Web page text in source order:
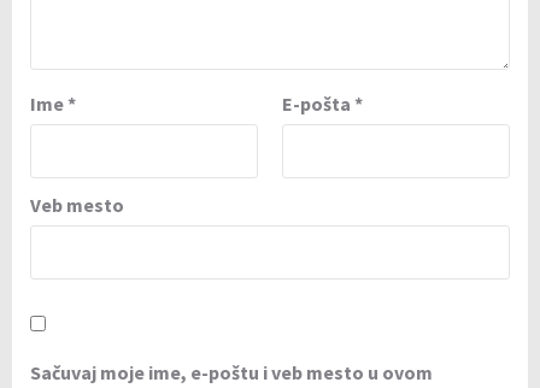
Ime* E-pošta *
Veb mesto
Sačuvaj moje ime, e-poštu i veb mesto u ovom